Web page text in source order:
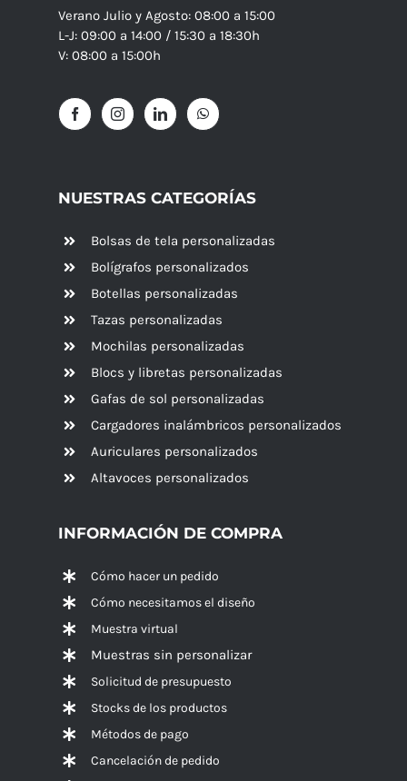
Verano Julio y Agosto: 08:00 a 15:00
L-J: 09:00 a 14:00 / 15:30 a 18:30h
V: 08:00 a 15:00h
NUESTRAS CATEGORÍAS
Bolsas de tela personalizadas
Bolígrafos personalizados
Botellas personalizadas
Tazas personalizadas
Mochilas personalizadas
Blocs y libretas personalizadas
Gafas de sol personalizadas
Cargadores inalámbricos personalizados
Auriculares personalizados
Altavoces personalizados
INFORMACIÓN DE COMPRA
Cómo hacer un pedido
Cómo necesitamos el diseño
Muestra virtual
Muestras sin personalizar
Solicitud de presupuesto
Stocks de los productos
Métodos de pago
Cancelación de pedido